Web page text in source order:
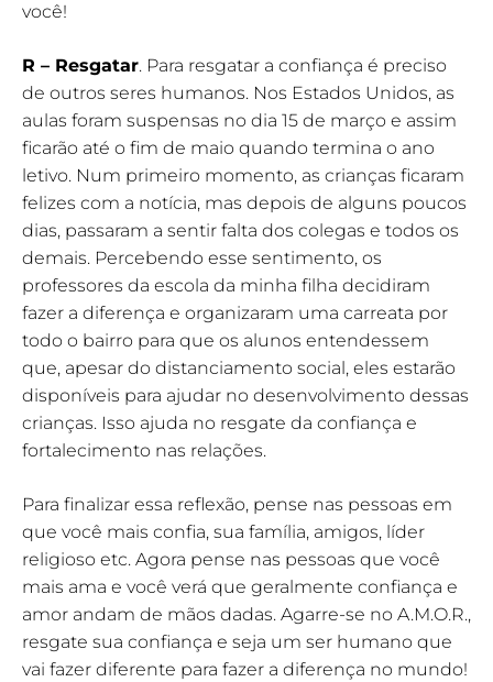
você!
R – Resgatar. Para resgatar a confiança é preciso
de outros seres humanos. Nos Estados Unidos, as
aulas foram suspensas no dia 15 de março e assim
ficarão até o fim de maio quando termina o ano
letivo. Num primeiro momento, as crianças ficaram
felizes com a notícia, mas depois de alguns poucos
dias, passaram a sentir falta dos colegas e todos os
demais. Percebendo esse sentimento, os
professores da escola da minha filha decidiram
fazer a diferença e organizaram uma carreata por
todo o bairro para que os alunos entendessem
que, apesar do distanciamento social, eles estarão
disponíveis para ajudar no desenvolvimento dessas
crianças. Isso ajuda no resgate da confiança e
fortalecimento nas relações.
Para finalizar essa reflexão, pense nas pessoas em
que você mais confia, sua família, amigos, líder
religioso etc. Agora pense nas pessoas que você
mais ama e você verá que geralmente confiança e
amor andam de mãos dadas. Agarre-se no A.M.O.R.,
resgate sua confiança e seja um ser humano que
vai fazer diferente para fazer a diferença no mundo!